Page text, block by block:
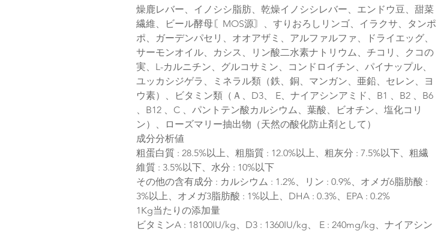
燥鹿レバー、イノシシ脂肪、乾燥イノシシレバー、エンドウ豆、甜菜
繊維、ビール酵母〘MOS源〙、すりおろしリンゴ、イラクサ、タンポ
ポ、ガーデンパセリ、オオアザミ、アルファルファ、ドライエッグ、
サーモンオイル、カシス、リン酸二水素ナトリウム、チコリ、クコの
実、L-カルニチン、グルコサミン、コンドロイチン、パイナップル、
ユッカシジゲラ、ミネラル類（鉄、銅、マンガン、亜鉛、セレン、ヨ
ウ素）、ビタミン類（Ａ、D3、 E、ナイアシンアミド、B1 、B2 、B6
、B12 、C 、パントテン酸カルシウム、葉酸、ビオチン、塩化コリ
ン）、ローズマリー抽出物（天然の酸化防止剤として）
成分分析値
粗蛋白質 : 28.5%以上、粗脂質 : 12.0%以上、粗灰分 : 7.5%以下、粗繊
維質 : 3.5%以下、水分 : 10%以下
その他の含有成分 : カルシウム : 1.2%、リン : 0.9%、オメガ6脂肪酸 :
3%以上、オメガ3脂肪酸 : 1%以上、DHA : 0.3%、EPA : 0.2%
1Kg当たりの添加量
ビタミンA : 18100IU/kg、D3 : 1360IU/kg、 E : 240mg/kg、ナイアシン